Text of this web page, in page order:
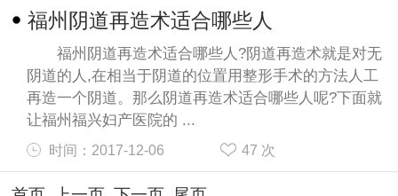
福州阴道再造术适合哪些人
福州阴道再造术适合哪些人?阴道再造术就是对无
阴道的人,在相当于阴道的位置用整形手术的方法人工
再造一个阴道。那么阴道再造术适合哪些人呢?下面就
让福州福兴妇产医院的 ...
时间：2017-12-06 47 次